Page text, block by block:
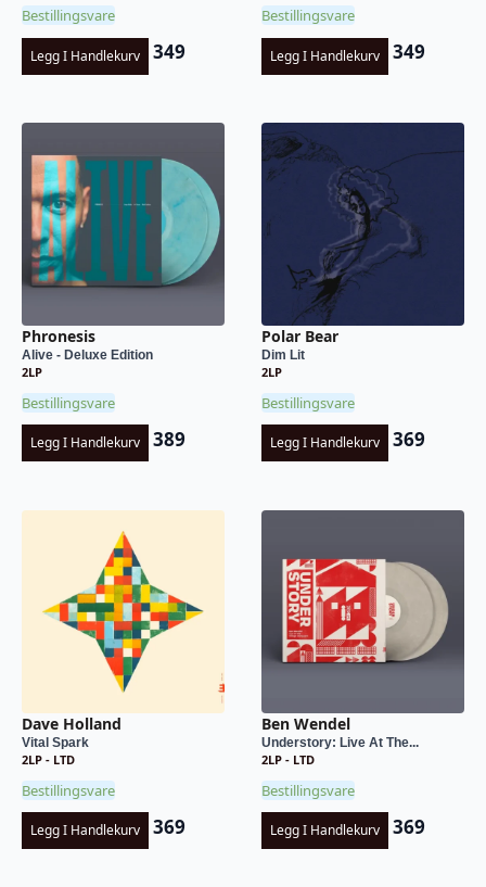
Bestillingsvare
Legg I Handlekurv 349
Bestillingsvare
Legg I Handlekurv 349
Phronesis
Alive - Deluxe Edition
2LP
Bestillingsvare
Legg I Handlekurv 389
Polar Bear
Dim Lit
2LP
Bestillingsvare
Legg I Handlekurv 369
Dave Holland
Vital Spark
2LP - LTD
Bestillingsvare
Legg I Handlekurv 369
Ben Wendel
Understory: Live At The...
2LP - LTD
Bestillingsvare
Legg I Handlekurv 369